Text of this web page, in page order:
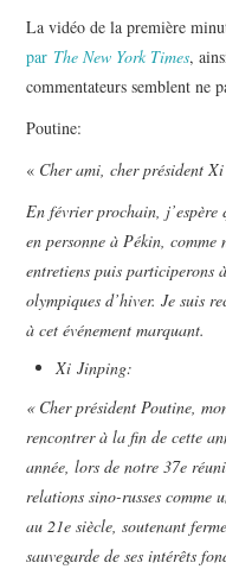
La vidéo de la première
par The New York Times,
commentateurs semblent ne
Poutine:
« Cher ami, cher président
En février prochain, j’espère
en personne à Pékin, comme
entretiens puis participerons
olympiques d’hiver. Je suis
à cet événement marquant.
Xi Jinping:
« Cher président Poutine,
rencontrer à la fin de cette
année, lors de notre 37e
relations sino-russes
au 21e siècle, soutenant
sauvegarde de ses intérêts